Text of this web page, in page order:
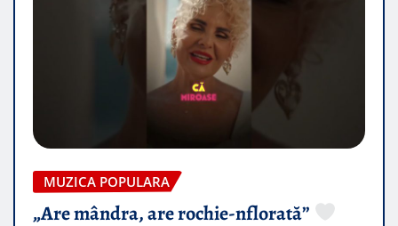
MUZICA POPULARA
„Are mândra, are rochie-nflorată”